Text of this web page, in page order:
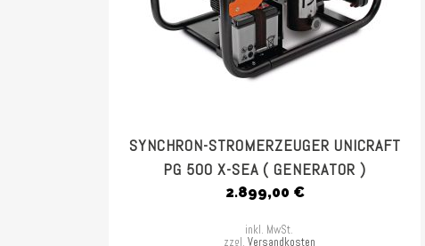
SYNCHRON-STROMERZEUGER UNICRAFT
PG 500 X-SEA ( GENERATOR )
2.899,00 €
inkl. MwSt.
zzgl. Versandkosten